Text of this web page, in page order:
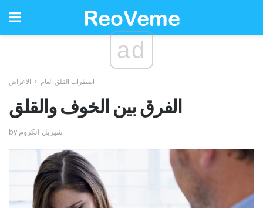
ad
اضطراب القلق العام الأعراض
الفرق بين الخوف والقلق
by شيريل انكروم